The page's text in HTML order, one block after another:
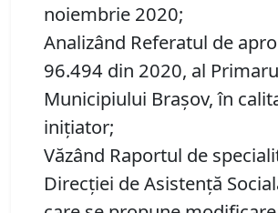
noiembrie 2020;
Analizând Referatul de
96.494 din 2020, al
Municipiului Braşov, în
iniţiator;
Văzând Raportul de
Direcției de Asistență